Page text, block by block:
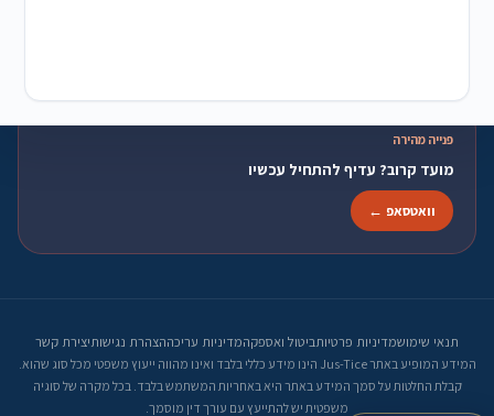
פנייה מהירה
מועד קרוב? עדיף להתחיל עכשיו
וואטסאפ ←
תנאי שימושמדיניות פרטיותביטול ואספקהמדיניות עריכההצהרת נגישותיצירת קשר
המידע המופיע באתר Jus-Tice הינו מידע כללי בלבד ואינו מהווה ייעוץ משפטי מכל סוג שהוא.
קבלת החלטות על סמך המידע באתר היא באחריות המשתמש בלבד. בכל מקרה של סוגיה
משפטית יש להתייעץ עם עורך דין מוסמך.